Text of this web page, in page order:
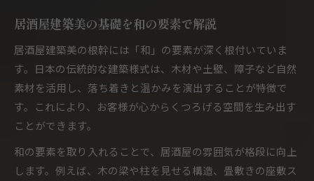
居酒屋内装でレトロ感を出す照明テクニック
居酒屋建築美を引き立てるレトロ壁材の選択
おしゃれな居酒屋空間実現のアイデア集
居酒屋建築美で叶えるおしゃれ空間の秘訣
居酒屋内装デザインで差をつけるコツとは
居酒屋建築美を高めるインテリアアイデア集
居酒屋をおしゃれに仕上げる照明の工夫
居酒屋建築美に映えるおしゃれ壁面デザイン
居酒屋建築美の基礎を和の要素で解説
居酒屋建築美の根幹には「和」の要素が深く根付いていま
す。日本の伝統的な建築様式は、木材や土壁、障子など自然
素材を活用し、落ち着きと温かみを演出することが特徴で
す。これにより、お客様が心からくつろげる空間を生み出す
ことができます。
和の要素を取り入れることで、居酒屋の雰囲気が格段に向上
します。例えば、木の梁や柱を見せる構造、畳敷きの座敷ス